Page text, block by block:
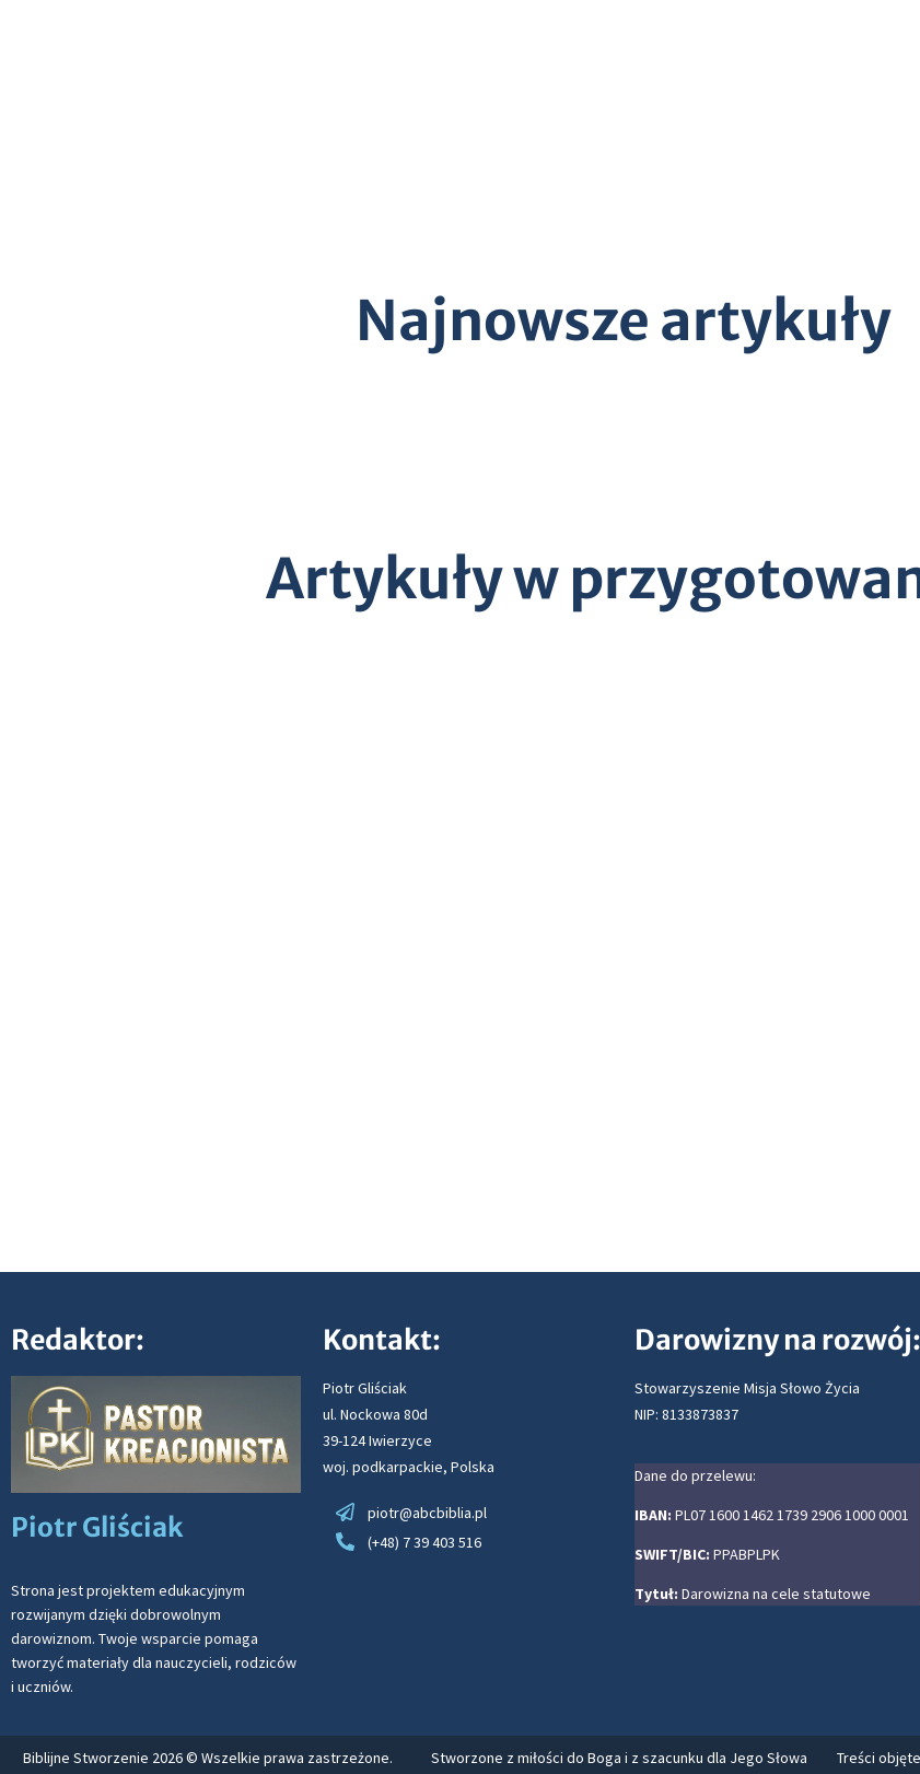
Najnowsze artykuły
Artykuły w
Redaktor:
Piotr Gliściak
Strona jest projektem edukacyjnym
rozwijanym dzięki dobrowolnym
darowiznom. Twoje wsparcie pomaga
tworzyć materiały dla nauczycieli, rodziców
i uczniów.
Kontakt:
Piotr Gliściak
ul. Nockowa 80d
39-124 Iwierzyce
woj. podkarpackie, Polska
piotr@abcbiblia.pl
(+48) 7 39 403 516
Darowizny na rozwój:
Stowarzyszenie Misja Słowo Życia
NIP: 8133873837
Dane do przelewu:
IBAN: PL07 1600 1462 1739 2906 1000 0001
SWIFT/BIC: PPABPLPK
Tytuł: Darowizna na cele statutowe
Biblijne Stworzenie 2026 © Wszelkie prawa zastrzeżone. Stworzone z miłości do Boga i z szacunku dla Jego Słowa Treści